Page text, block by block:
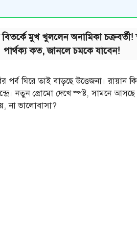
বিতর্কে মুখ খুললেন অনামিকা
পার্থক্য কত, জানলে চমকে যাবেন!
ঘিরে তাই বাড়ছে উত্তেজনা। রায়ান
নতুন প্রোমো দেখে স্পষ্ট, সামনে
না ভালোবাসা?